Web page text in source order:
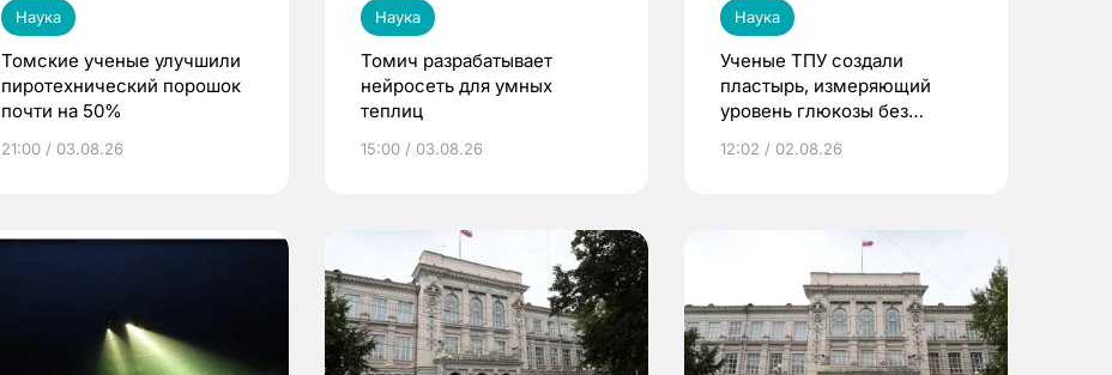
Наука
Томские ученые улучшили
пиротехнический порошок
почти на 50%
21:00 / 03.08.26
Наука
Томич разрабатывает
нейросеть для умных
теплиц
15:00 / 03.08.26
Наука
Ученые ТПУ создали
пластырь, измеряющий
уровень глюкозы без
12:02 / 02.08.26